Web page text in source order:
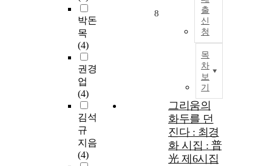
박돈
목
(4)
권경
업
(4)
김석
규
지음
(4)
출
신
청
목
차
보
기
8
그리움의
화두를 던
진다 : 최경
화 시집 : 普
光 제6시집